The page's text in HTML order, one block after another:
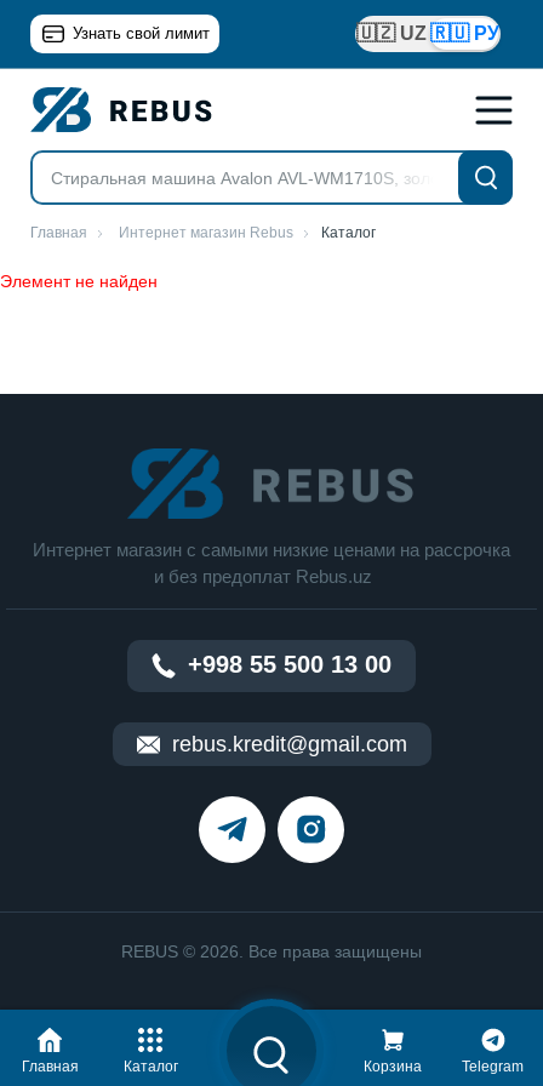
Узнать свой лимит 🇺🇿 UZ🇷🇺 РУ
Главная Интернет магазин Rebus Каталог
Элемент не найден
Интернет магазин c cамыми низкие ценами на рассрочка
и без предоплат Rebus.uz
+998 55 500 13 00
rebus.kredit@gmail.com
REBUS © 2026. Все права защищены
Главная Каталог Корзина Telegram